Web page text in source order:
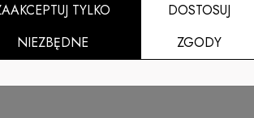
TYLKO
NIEZBĘDNE
DOSTOSUJ
ZGODY